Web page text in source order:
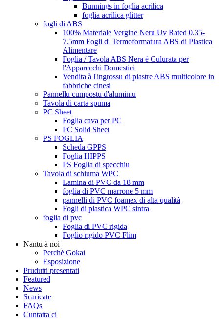
Bunnings in foglia acrilica
foglia acrilica glitter
fogli di ABS
100% Materiale Vergine Neru Uv Rated 0.35-
7.5mm Fogli di Termoformatura ABS di Plastica
Alimentare
Foglia / Tavola ABS Nera è Culurata per
l'Apparecchi Domestici
Vendita à l'ingrossu di piastre ABS multicolore in
fabbriche cinesi
Pannellu cumpostu d'aluminiu
Tavola di carta spuma
PC Sheet
Foglia cava per PC
PC Solid Sheet
PS FOGLIA
Scheda GPPS
Foglia HIPPS
PS Foglia di specchiu
Tavola di schiuma WPC
Lamina di PVC da 18 mm
foglia di PVC marrone 5 mm
pannelli di PVC foamex di alta qualità
Fogli di plastica WPC sintra
foglia di pvc
Foglia di PVC rigida
Foglio rigido PVC Flim
Nantu à noi
Perchè Gokai
Esposizione
Prudutti presentati
Featured
News
Scaricate
FAQs
Cuntatta ci